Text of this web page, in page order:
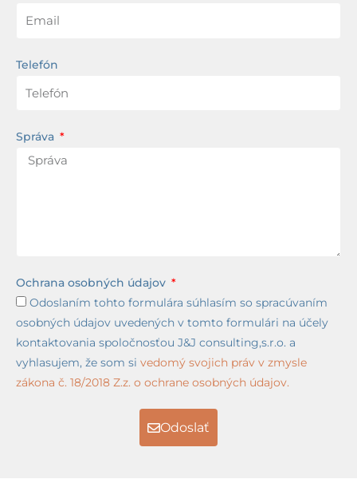
Telefón
Správa
Ochrana osobných údajov
Odoslaním tohto formulára súhlasím so spracúvaním
osobných údajov uvedených v tomto formulári na účely
kontaktovania spoločnosťou J&J consulting,s.r.o. a
vyhlasujem, že som si vedomý svojich práv v zmysle
zákona č. 18/2018 Z.z. o ochrane osobných údajov.
Odoslať